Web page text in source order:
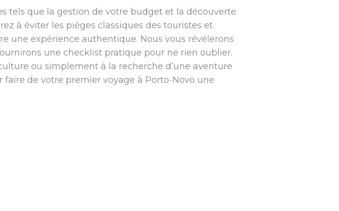
tels que la gestion de votre budget et la découverte
à éviter les pièges classiques des touristes et
une expérience authentique. Nous vous révélerons
une checklist pratique pour ne rien oublier.
ou simplement à la recherche d’une aventure
de votre premier voyage à Porto-Novo une